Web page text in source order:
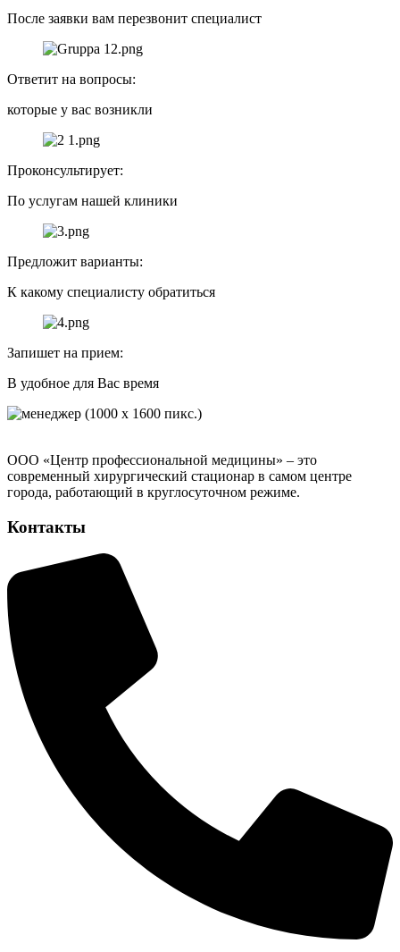
После заявки вам перезвонит специалист
Ответит на вопросы:
которые у вас возникли
Проконсультирует:
По услугам нашей клиники
Предложит варианты:
К какому специалисту обратиться
Запишет на прием:
В удобное для Вас время
ООО «Центр профессиональной медицины» – это
современный хирургический стационар в самом центре
города, работающий в круглосуточном режиме.
Контакты